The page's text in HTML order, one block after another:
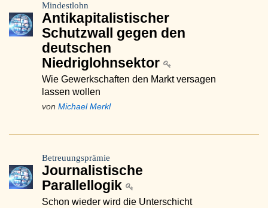
Mindestlohn
Antikapitalistischer
Schutzwall gegen den
deutschen
Niedriglohnsektor
Wie Gewerkschaften den Markt versagen
lassen wollen
von Michael Merkl
Betreuungsprämie
Journalistische
Parallellogik
Schon wieder wird die Unterschicht